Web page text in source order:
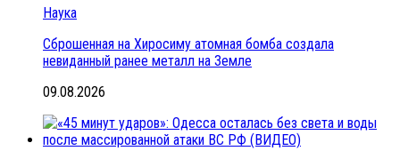
Наука
Сброшенная на Хиросиму атомная бомба создала
невиданный ранее металл на Земле
09.08.2026